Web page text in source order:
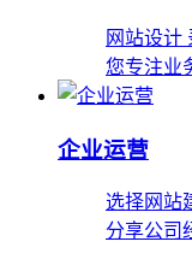
网站设计
您专注业
企业运营
选择网站
分享公司